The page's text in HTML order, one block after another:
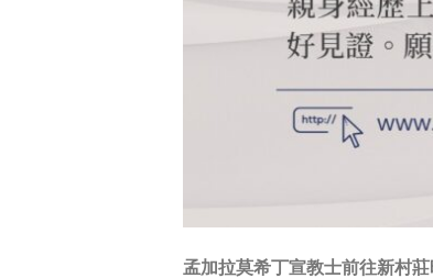
孟加拉莫希丁宣教士前往新村